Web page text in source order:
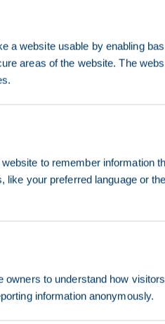
a website usable by enabling
areas of the website. The
to remember information
like your preferred language or
owners to understand how
information anonymously.
romersk arkæologisk
med bil — mosaikker, bade
en fremragende dagsudflugt.
pig er den regionale
Mealhada er det oplagte
nær Sé.
(cantinas)
omkring €3,50 og er åbne